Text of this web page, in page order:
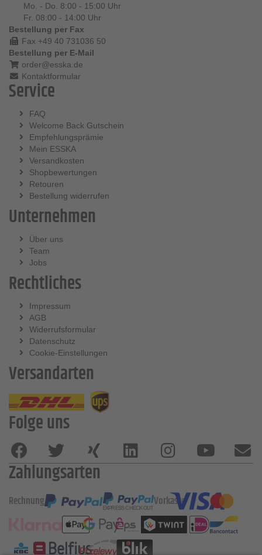
Mo. - Do. 8:00 - 15:00 Uhr
Fr. 08:00 - 14:00 Uhr
Bestellung per Fax
Fax +49 40 731036 50
Bestellung per E-Mail
order@esska.de
Kontaktformular
Service
FAQ
Welcome Back Gutschein
Empfehlungsprämie
Mein ESSKA
Versandkosten
Shopbewertungen
Retouren
Bestellung widerrufen
Unternehmen
Über uns
Team
Jobs
Rechtliches
Impressum
AGB
Widerrufsformular
Datenschutz
Cookie-Einstellungen
Versandarten
Folge uns
Zahlungsarten
Rechnung Vorkasse